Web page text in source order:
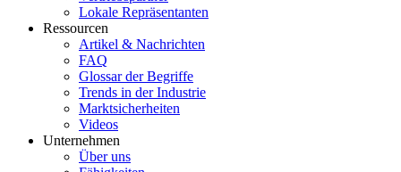
Lokale Repräsentanten
Ressourcen
Artikel & Nachrichten
FAQ
Glossar der Begriffe
Trends in der Industrie
Marktsicherheiten
Videos
Unternehmen
Über uns